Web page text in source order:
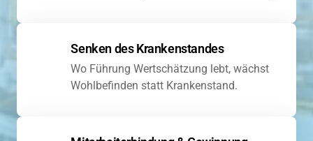
Senken des Krankenstandes
Wo Führung Wertschätzung lebt, wächst
Wohlbefinden statt Krankenstand.